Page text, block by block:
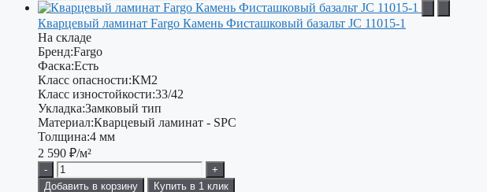
Кварцевый ламинат Fargo Камень Фисташковый базальт JC 11015-1
На складе
Бренд:Fargo
Фаска:Есть
Класс опасности:КМ2
Класс изностойкости:33/42
Укладка:Замковый тип
Материал:Кварцевый ламинат - SPC
Толщина:4 мм
2 590 ₽/м²
-
+
Добавить в корзину
Купить в 1 клик